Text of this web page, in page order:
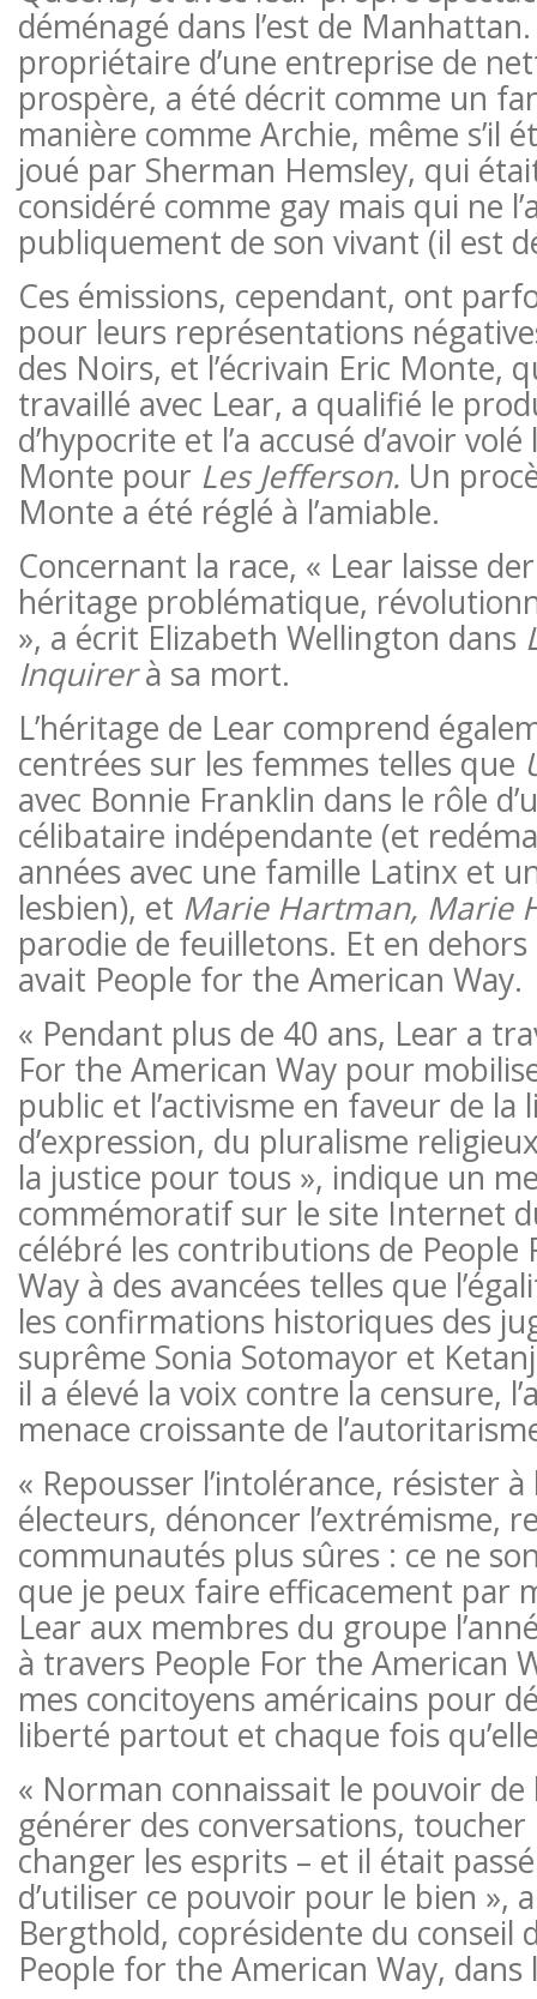
déménagé dans l’est de
propriétaire d’une entreprise de
prospère, a été décrit comme un
manière comme Archie, même s’il
joué par Sherman Hemsley, qui
considéré comme gay mais qui ne
publiquement de son vivant (il est
Ces émissions, cependant, ont
pour leurs représentations
des Noirs, et l’écrivain Eric Monte,
travaillé avec Lear, a qualifié le
d’hypocrite et l’a accusé d’avoir
Monte pour Les Jefferson. Un
Monte a été réglé à l’amiable.
Concernant la race, « Lear laisse
héritage problématique,
», a écrit Elizabeth Wellington dans
Inquirerà sa mort.
L’héritage de Lear comprend
centrées sur les femmes telles que
avec Bonnie Franklin dans le rôle
célibataire indépendante (et
années avec une famille Latinx et
lesbien), et Marie Hartman, Marie
parodie de feuilletons. Et en
avait People for the American Way.
« Pendant plus de 40 ans, Lear a
For the American Way pour
public et l’activisme en faveur de la
d’expression, du pluralisme
la justice pour tous », indique un
commémoratif sur le site Internet
célébré les contributions de People
Way à des avancées telles que
les confirmations historiques des
suprême Sonia Sotomayor et
il a élevé la voix contre la censure,
menace croissante de
« Repousser l’intolérance, résister
électeurs, dénoncer l’extrémisme,
communautés plus sûres : ce ne
que je peux faire efficacement par
Lear aux membres du groupe
à travers People For the American
mes concitoyens américains pour
liberté partout et chaque fois
« Norman connaissait le pouvoir
générer des conversations,
changer les esprits – et il était
d’utiliser ce pouvoir pour le bien »,
Bergthold, coprésidente du conseil
People for the American Way, dans